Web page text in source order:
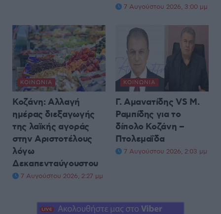
7 Αυγούστου 2026, 3:00 μμ
ΚΟΙΝΩΝΊΑ
Κοζάνη: Αλλαγή
ημέρας διεξαγωγής
της λαϊκής αγοράς
στην Αριστοτέλους
λόγω
Δεκαπενταύγουστου
7 Αυγούστου 2026, 2:27 μμ
ΚΟΙΝΩΝΊΑ
Γ. Αμανατίδης VS Μ.
Ραμπίδης για το
δίπολο Κοζάνη –
Πτολεμαΐδα
7 Αυγούστου 2026, 2:03 μμ